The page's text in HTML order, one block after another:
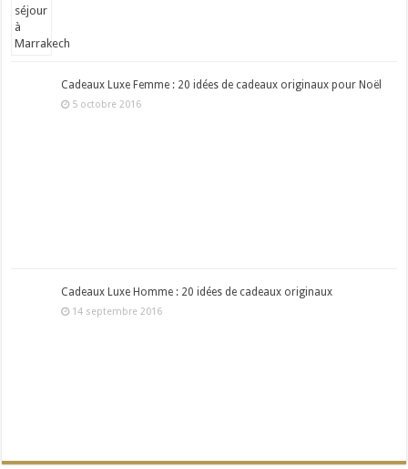
Cadeaux Luxe Femme : 20 idées de cadeaux originaux pour Noël
5 octobre 2016
Cadeaux Luxe Homme : 20 idées de cadeaux originaux
14 septembre 2016